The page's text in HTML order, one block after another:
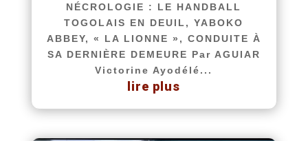
NÉCROLOGIE : LE HANDBALL
TOGOLAIS EN DEUIL, YABOKO
ABBEY, « LA LIONNE », CONDUITE À
SA DERNIÈRE DEMEURE Par AGUIAR
Victorine Ayodélé...
lire plus